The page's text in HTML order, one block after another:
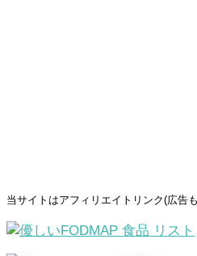
当サイトはアフィリエイトリンク(広告